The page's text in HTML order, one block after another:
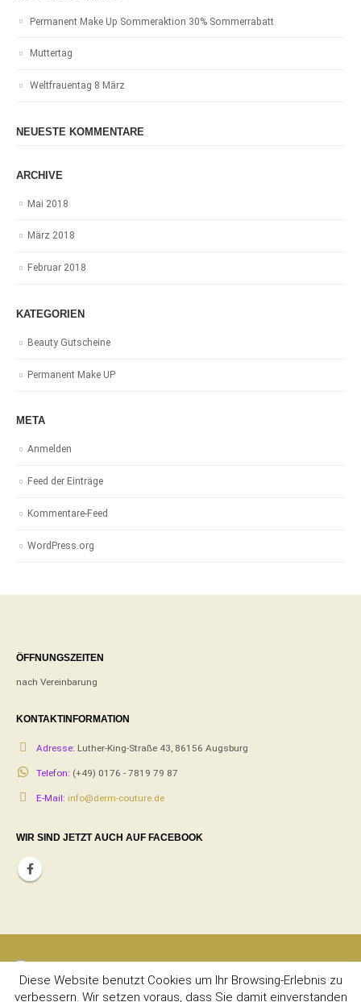
Permanent Make Up Sommeraktion 30% Sommerrabatt
Muttertag
Weltfrauentag 8 März
NEUESTE KOMMENTARE
ARCHIVE
Mai 2018
März 2018
Februar 2018
KATEGORIEN
Beauty Gutscheine
Permanent Make UP
META
Anmelden
Feed der Einträge
Kommentare-Feed
WordPress.org
ÖFFNUNGSZEITEN
nach Vereinbarung
KONTAKTINFORMATION
Adresse: Luther-King-Straße 43, 86156 Augsburg
Telefon: (+49) 0176 - 7819 79 87
E-Mail: info@derm-couture.de
WIR SIND JETZT AUCH AUF FACEBOOK
Derm Couture © Copyright 2020. All Rights Reserved. | Powered by Web-Mir|Admin |
Diese Website benutzt Cookies um Ihr Browsing-Erlebnis zu
verbessern. Wir setzen voraus, dass Sie damit einverstanden